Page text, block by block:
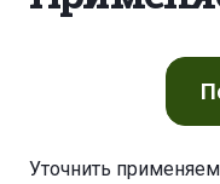
Уточнить